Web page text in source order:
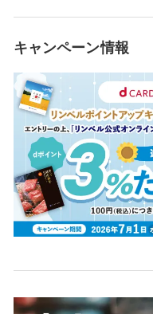
キャンペーン情報